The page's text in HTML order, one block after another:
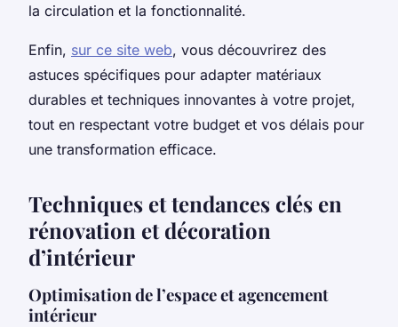
la circulation et la fonctionnalité.
Enfin, sur ce site web, vous découvrirez des
astuces spécifiques pour adapter matériaux
durables et techniques innovantes à votre projet,
tout en respectant votre budget et vos délais pour
une transformation efficace.
Techniques et tendances clés en
rénovation et décoration
d’intérieur
Optimisation de l’espace et agencement
intérieur